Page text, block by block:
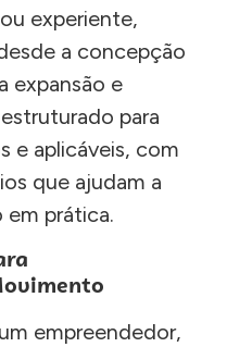
experiente,
a concepção
expansão e
para
e aplicáveis, com
que ajudam a
prática.
empreendedor,